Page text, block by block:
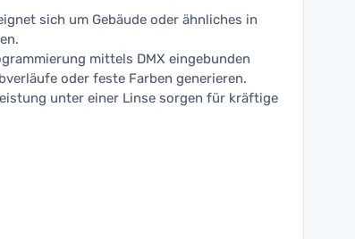
sich um Gebäude oder ähnliches in
mittels DMX eingebunden
oder feste Farben generieren.
unter einer Linse sorgen für kräftige